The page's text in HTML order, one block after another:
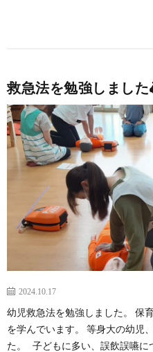
救急法を勉強しまし
2024.10.17
幼児救急法を勉強しました。 保
を学んでいます。 等身大の幼児
た。 子どもに多い、誤飲誤嚥に